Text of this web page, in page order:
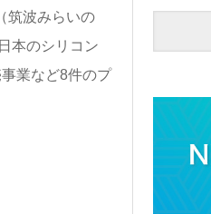
筑波みらいの
本のシリコン
業など8件のプ